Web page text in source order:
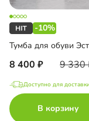
-10%
Тумба для обуви
8 400 9 330
Доступно для
В корзину